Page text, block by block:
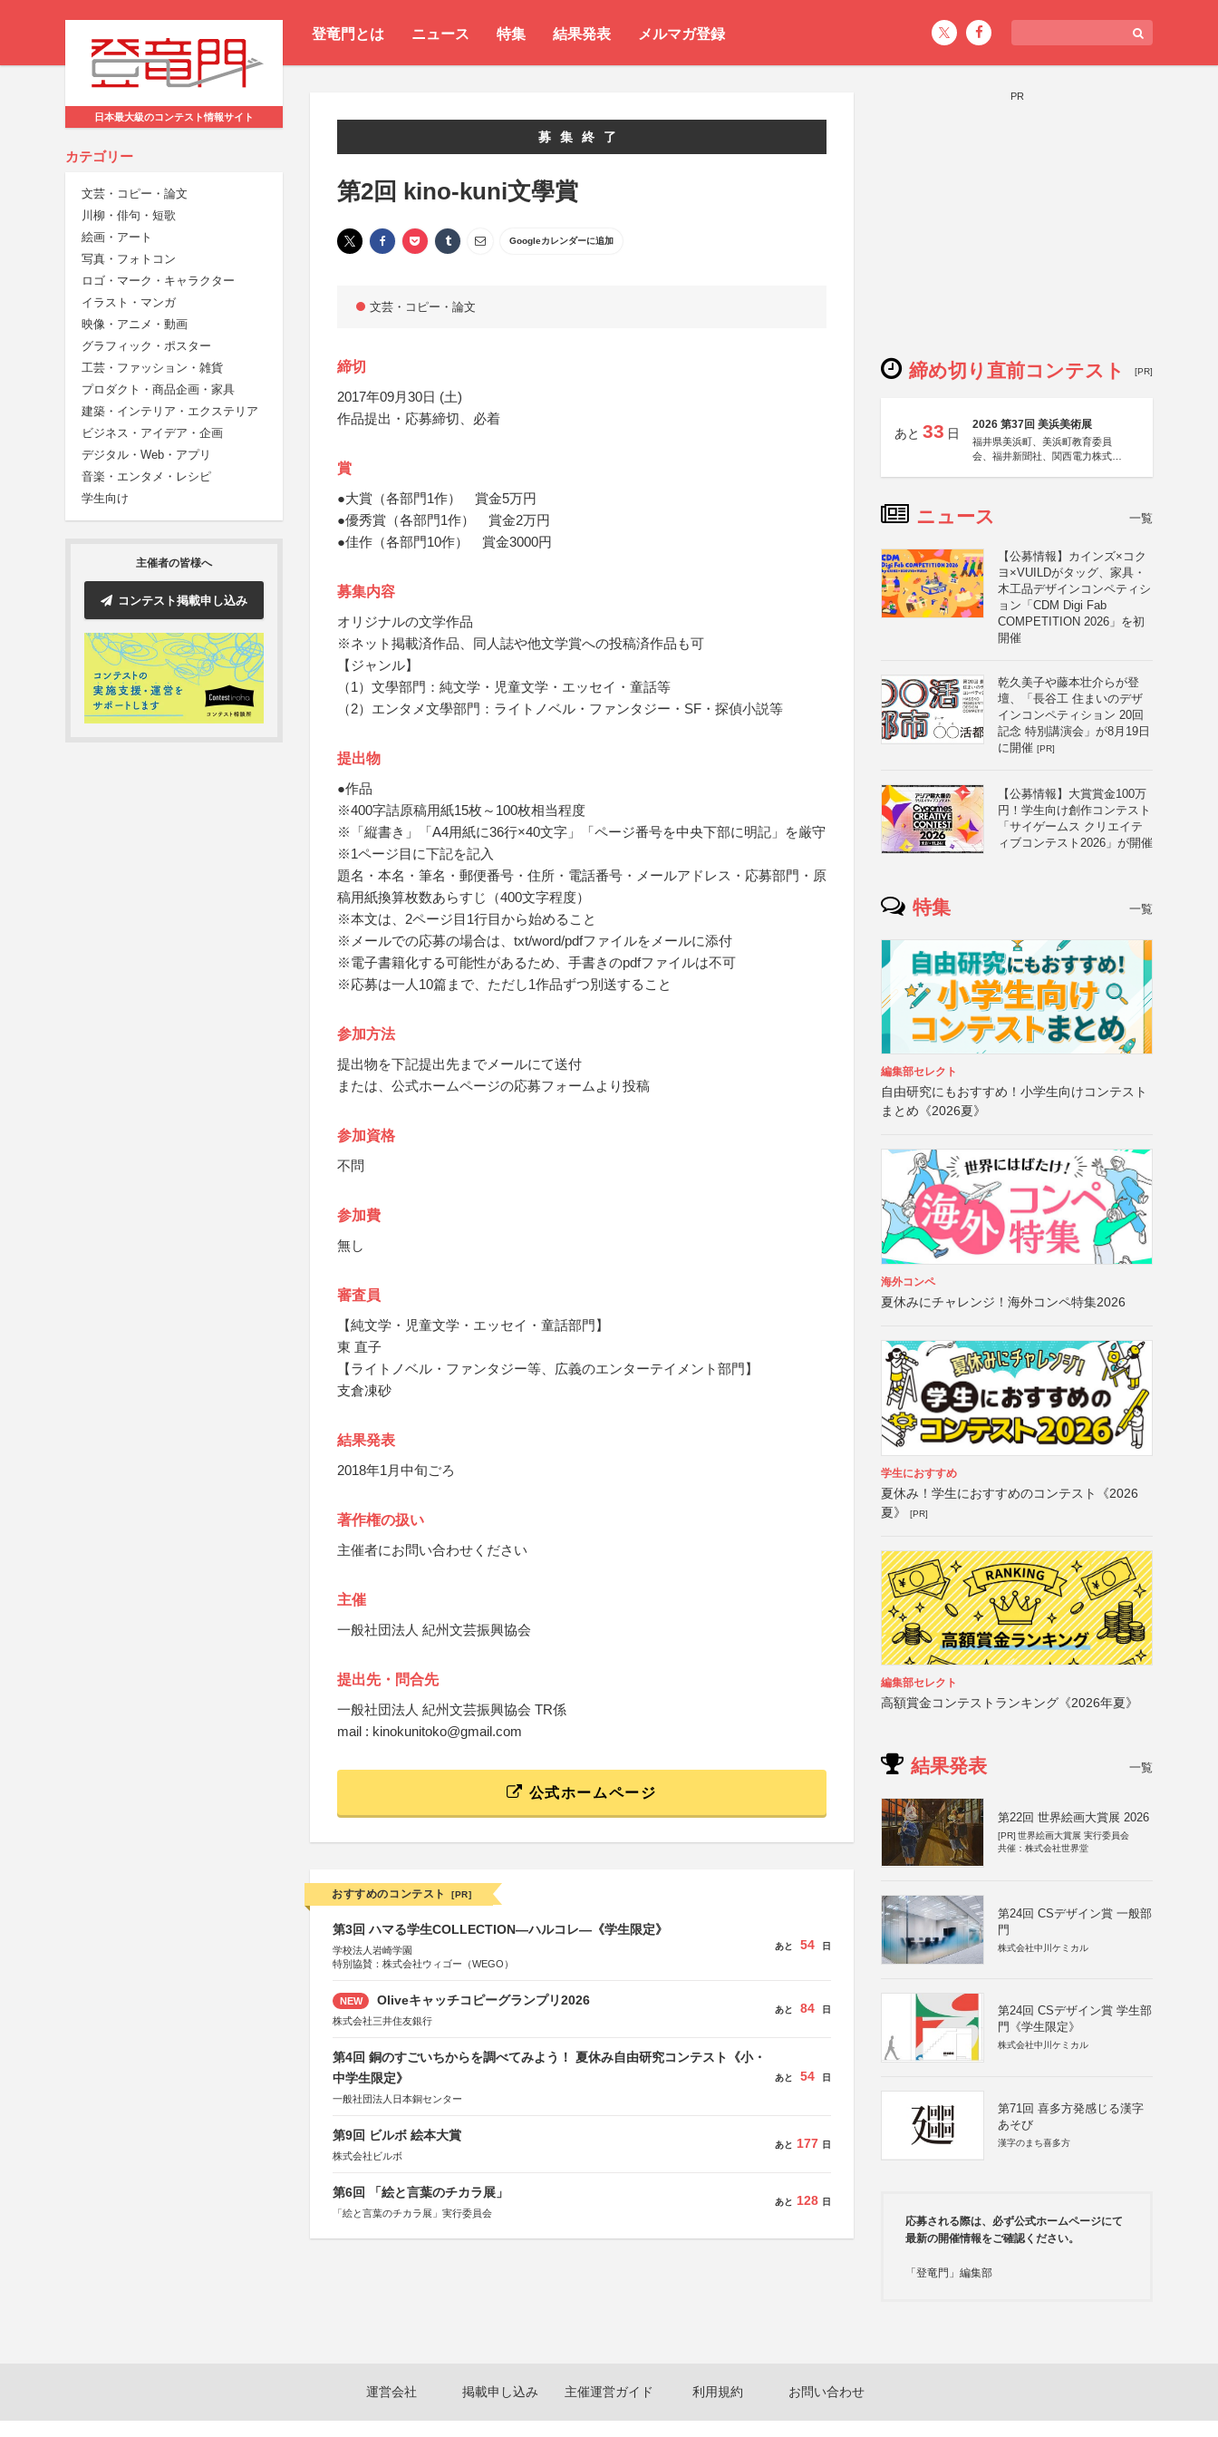
登竜門とは ニュース 特集 結果発表 メルマガ登録
日本最大級のコンテスト情報サイト
カテゴリー
文芸・コピー・論文
川柳・俳句・短歌
絵画・アート
写真・フォトコン
ロゴ・マーク・キャラクター
イラスト・マンガ
映像・アニメ・動画
グラフィック・ポスター
工芸・ファッション・雑貨
プロダクト・商品企画・家具
建築・インテリア・エクステリア
ビジネス・アイデア・企画
デジタル・Web・アプリ
音楽・エンタメ・レシピ
学生向け
主催者の皆様へ
コンテスト掲載申し込み
募集終了
第2回 kino-kuni文學賞
Googleカレンダーに追加
文芸・コピー・論文
締切
2017年09月30日 (土)
作品提出・応募締切、必着
賞
●大賞（各部門1作） 賞金5万円
●優秀賞（各部門1作） 賞金2万円
●佳作（各部門10作） 賞金3000円
募集内容
オリジナルの文学作品
※ネット掲載済作品、同人誌や他文学賞への投稿済作品も可
【ジャンル】
（1）文學部門：純文学・児童文学・エッセイ・童話等
（2）エンタメ文學部門：ライトノベル・ファンタジー・SF・探偵小説等
提出物
●作品
※400字詰原稿用紙15枚～100枚相当程度
※「縦書き」「A4用紙に36行×40文字」「ページ番号を中央下部に明記」を厳守
※1ページ目に下記を記入
題名・本名・筆名・郵便番号・住所・電話番号・メールアドレス・応募部門・原
稿用紙換算枚数あらすじ（400文字程度）
※本文は、2ページ目1行目から始めること
※メールでの応募の場合は、txt/word/pdfファイルをメールに添付
※電子書籍化する可能性があるため、手書きのpdfファイルは不可
※応募は一人10篇まで、ただし1作品ずつ別送すること
参加方法
提出物を下記提出先までメールにて送付
または、公式ホームページの応募フォームより投稿
参加資格
不問
参加費
無し
審査員
【純文学・児童文学・エッセイ・童話部門】
東 直子
【ライトノベル・ファンタジー等、広義のエンターテイメント部門】
支倉凍砂
結果発表
2018年1月中旬ごろ
著作権の扱い
主催者にお問い合わせください
主催
一般社団法人 紀州文芸振興協会
提出先・問合先
一般社団法人 紀州文芸振興協会 TR係
mail : kinokunitoko@gmail.com
公式ホームページ
おすすめのコンテスト [PR]
第3回 ハマる学生COLLECTION―ハルコレ―《学生限定》
学校法人岩崎学園
特別協賛：株式会社ウィゴー（WEGO）
あと 54 日
NEW Oliveキャッチコピーグランプリ2026
株式会社三井住友銀行
あと 84 日
第4回 銅のすごいちからを調べてみよう！ 夏休み自由研究コンテスト《小・
中学生限定》
一般社団法人日本銅センター
あと 54 日
第9回 ビルボ 絵本大賞
株式会社ビルボ
あと 177 日
第6回 「絵と言葉のチカラ展」
「絵と言葉のチカラ展」実行委員会
あと 128 日
PR
締め切り直前コンテスト [PR]
あと 33 日
2026 第37回 美浜美術展
福井県美浜町、美浜町教育委員
会、福井新聞社、関西電力株式会
ニュース 一覧
【公募情報】カインズ×コク
ヨ×VUILDがタッグ、家具・
木工品デザインコンペティシ
ョン「CDM Digi Fab
COMPETITION 2026」を初
開催
乾久美子や藤本壮介らが登
壇、「長谷工 住まいのデザ
インコンペティション 20回
記念 特別講演会」が8月19日
に開催 [PR]
【公募情報】大賞賞金100万
円！学生向け創作コンテスト
「サイゲームス クリエイテ
ィブコンテスト2026」が開催
特集 一覧
編集部セレクト
自由研究にもおすすめ！小学生向けコンテスト
まとめ《2026夏》
海外コンペ
夏休みにチャレンジ！海外コンペ特集2026
学生におすすめ
夏休み！学生におすすめのコンテスト《2026
夏》
[PR]
編集部セレクト
高額賞金コンテストランキング《2026年夏》
結果発表 一覧
第22回 世界絵画大賞展 2026
[PR] 世界絵画大賞展 実行委員会
共催：株式会社世界堂
第24回 CSデザイン賞 一般部
門
株式会社中川ケミカル
第24回 CSデザイン賞 学生部
門《学生限定》
株式会社中川ケミカル
第71回 喜多方発感じる漢字
あそび
漢字のまち喜多方
応募される際は、必ず公式ホームページにて
最新の開催情報をご確認ください。
「登竜門」編集部
運営会社 掲載申し込み 主催運営ガイド 利用規約 お問い合わせ